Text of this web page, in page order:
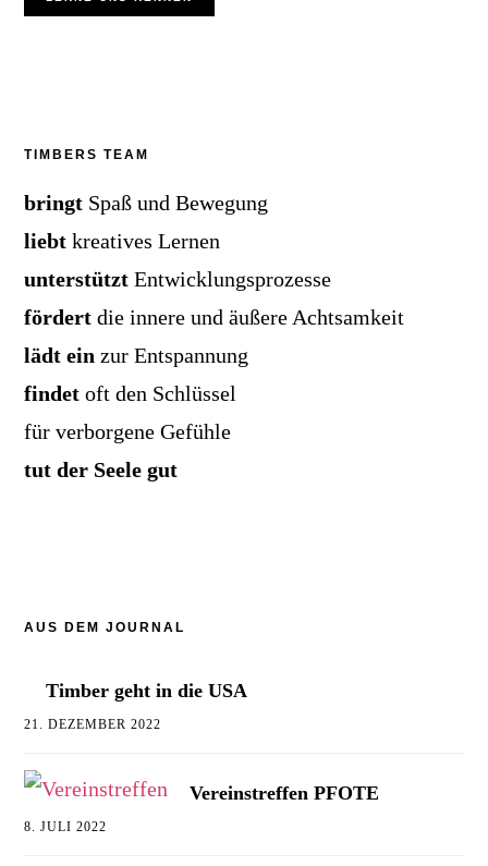
TIMBERS TEAM
bringt Spaß und Bewegung
liebt kreatives Lernen
unterstützt Entwicklungsprozesse
fördert die innere und äußere Achtsamkeit
lädt ein zur Entspannung
findet oft den Schlüssel
für verborgene Gefühle
tut der Seele gut
AUS DEM JOURNAL
Timber geht in die USA
21. DEZEMBER 2022
Vereinstreffen PFOTE
8. JULI 2022